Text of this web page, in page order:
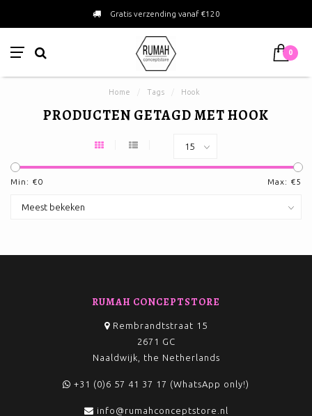
Gratis verzending vanaf €120
0
Home Tags Hook
PRODUCTEN GETAGD MET HOOK
Min: €0 Max: €5
RUMAH CONCEPTSTORE
Rembrandtstraat 15
2671 GC
Naaldwijk, the Netherlands
+31 (0)6 57 41 37 17 (WhatsApp only!)
info@rumahconceptstore.nl